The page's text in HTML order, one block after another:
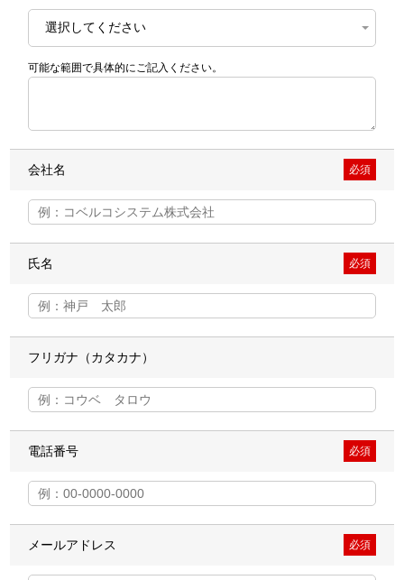
可能な範囲で具体的にご記入ください。
必須
会社名
必須
氏名
フリガナ（カタカナ）
必須
電話番号
必須
メールアドレス